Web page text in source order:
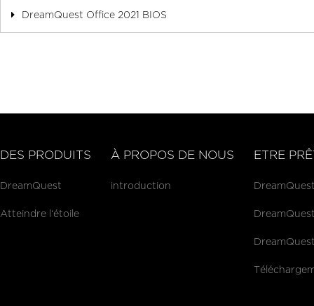
DreamQuest Office 2021 BIOS
DES PRODUITS
DreamQuest
Atteindre l‘étoile
À PROPOS DE NOUS
introduction
ETRE